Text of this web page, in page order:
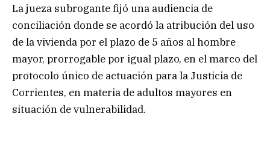
La jueza subrogante fijó una audiencia de
conciliación donde se acordó la atribución del uso
de la vivienda por el plazo de 5 años al hombre
mayor, prorrogable por igual plazo, en el marco del
protocolo único de actuación para la Justicia de
Corrientes, en materia de adultos mayores en
situación de vulnerabilidad.